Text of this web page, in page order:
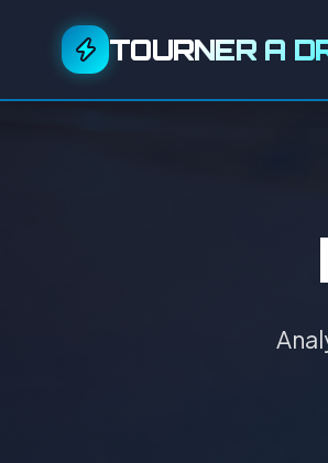
TOURNER A